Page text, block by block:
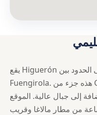
يقع Higuerón على الحدود بين Benalmádena و
Fuengirola. هذه جزء من Costa del Sol الوسطى، حيث توجد
إلى جبال عالية. الموقع
من مطار مالاغا وقريب